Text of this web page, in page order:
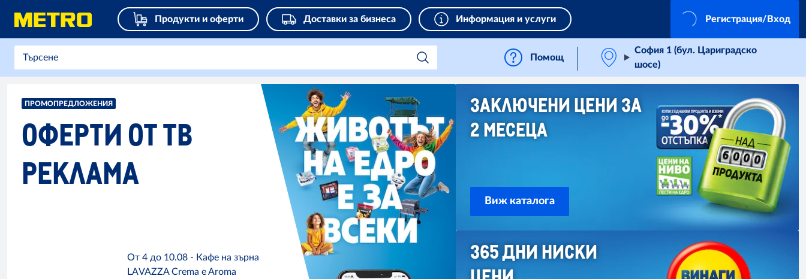
Продукти и оферти Доставки за бизнеса Информация и услуги Регистрация/Вход
Помощ
София 1 (бул. Цариградско
шосе)
ПРОМОПРЕДЛОЖЕНИЯ
ОФЕРТИ ОТ ТВ
РЕКЛАМА
От 4 до 10.08 - Кафе на зърна
LAVAZZA Crema e Aroma
ЗАКЛЮЧЕНИ ЦЕНИ ЗА
2 МЕСЕЦА
Виж каталога
365 ДНИ НИСКИ